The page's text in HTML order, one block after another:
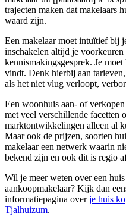
trajecten maken dat makelaars
waard zijn.
Een makelaar moet intuïtief bij
inschakelen altijd je
kennismakingsgesprek. Je
vindt. Denk hierbij aan
als het niet vlug verloopt,
Een woonhuis aan- of
met veel verschillende facetten
marktontwikkelingen alleen al
Maar ook de prijzen, soorten
makelaar een netwerk waarin
bekend zijn en ook dit is regio
Wil je meer weten over een
aankoopmakelaar? Kijk dan
informatiepagina overje huis
Tjalhuizum.